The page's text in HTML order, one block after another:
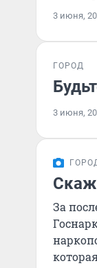
3 июня,
ГОРОД
3 июня,
За